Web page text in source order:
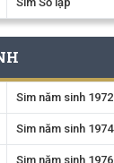
Sim năm sinh 1972
Sim năm sinh 1974
Sim năm sinh 1976